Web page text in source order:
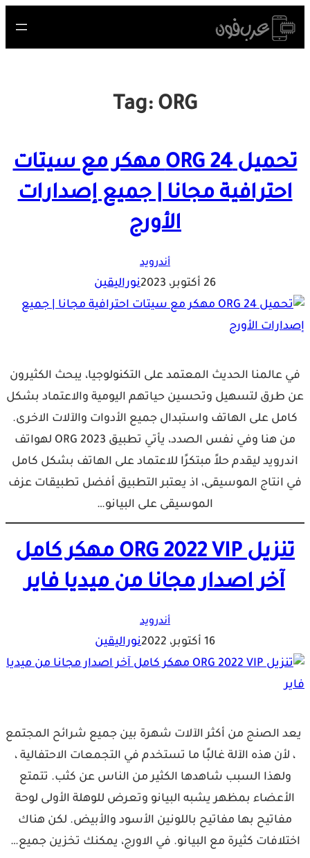
Skip
to
Tag: ORG
تحميل ORG 24 مهكر مع سيتات
احترافية مجانا | جميع إصدارات
الأورج
أندرويد
26 أكتوبر، 2023 نوراليقين
في عالمنا الحديث المعتمد على التكنولوجيا، يبحث الكثيرون
عن طرق لتسهيل وتحسين حياتهم اليومية والاعتماد بشكل
كامل على الهاتف واستبدال جميع الأدوات والآلات الاخرى.
من هنا وفي نفس الصدد، يأتي تطبيق ORG 2023 لهواتف
اندرويد ليقدم حلاً مبتكرًا للاعتماد على الهاتف بشكل كامل
في انتاج الموسيقى، اذ يعتبر التطبيق أفضل تطبيقات عزف
الموسيقى على البيانو…
تنزيل ORG 2022 VIP مهكر كامل
آخر اصدار مجانا من ميديا فاير
أندرويد
16 أكتوبر، 2022 نوراليقين
يعد الصنج من أكثر الآلات شهرة بين جميع شرائح المجتمع
، لأن هذه الآلة غالبًا ما تستخدم في التجمعات الاحتفالية ،
ولهذا السبب شاهدها الكثير من الناس عن كثب. تتمتع
الأعضاء بمظهر يشبه البيانو وتعرض للوهلة الأولى لوحة
مفاتيح بها مفاتيح باللونين الأسود والأبيض. لكن هناك
اختلافات كثيرة مع البيانو. في الاورج، يمكنك تخزين جميع…